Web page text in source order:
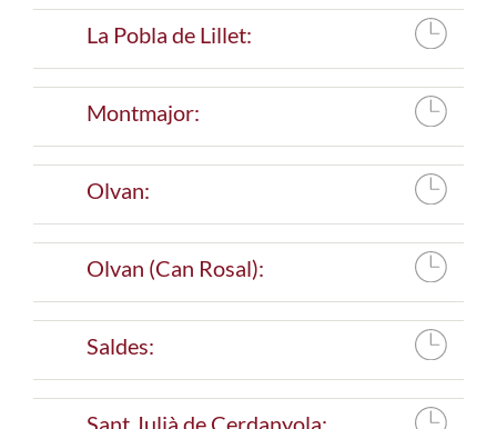
La Pobla de Lillet:
Montmajor:
Olvan:
Olvan (Can Rosal):
Saldes:
Sant Julià de Cerdanyola: